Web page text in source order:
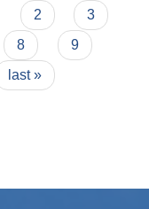
2
3
8
9
last »